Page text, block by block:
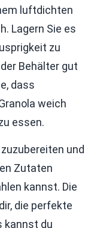
luftdichten
Lagern Sie es
zu
Behälter gut
dass
weich
essen.
und
Zutaten
kannst. Die
die perfekte
kannst du